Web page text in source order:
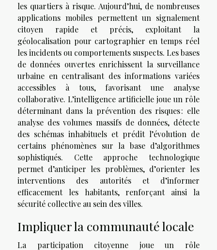
les quartiers à risque. Aujourd’hui, de nombreuses
applications mobiles permettent un signalement
citoyen rapide et précis, exploitant la
géolocalisation pour cartographier en temps réel
les incidents ou comportements suspects. Les bases
de données ouvertes enrichissent la surveillance
urbaine en centralisant des informations variées
accessibles à tous, favorisant une analyse
collaborative. L’intelligence artificielle joue un rôle
déterminant dans la prévention des risques : elle
analyse des volumes massifs de données, détecte
des schémas inhabituels et prédit l’évolution de
certains phénomènes sur la base d’algorithmes
sophistiqués. Cette approche technologique
permet d’anticiper les problèmes, d’orienter les
interventions des autorités et d’informer
efficacement les habitants, renforçant ainsi la
sécurité collective au sein des villes.
Impliquer la communauté locale
La participation citoyenne joue un rôle